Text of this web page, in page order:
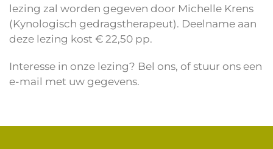
lezing zal worden gegeven door Michelle Krens
(Kynologisch gedragstherapeut). Deelname aan
deze lezing kost € 22,50 pp.
Interesse in onze lezing? Bel ons, of stuur ons een
e-mail met uw gegevens.